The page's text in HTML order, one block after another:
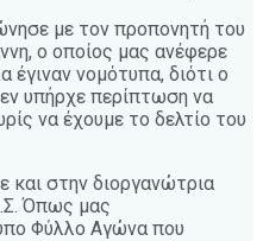
με τον προπονητή του
ο οποίος μας ανέφερε
έγιναν νομότυπα, διότι ο
υπήρχε περίπτωση να
να έχουμε το δελτίο του
και στην διοργανώτρια
Όπως μας
Φύλλο Αγώνα που